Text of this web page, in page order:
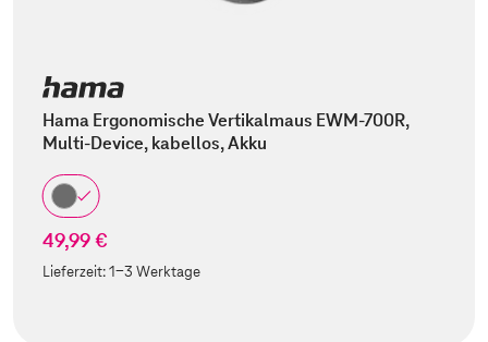
Hama Ergonomische Vertikalmaus EWM-700R,
Multi-Device, kabellos, Akku
49,99 €
Lieferzeit:1-3 Werktage